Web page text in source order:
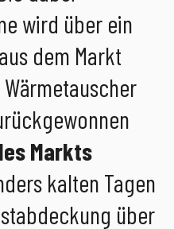
wird über ein
dem Markt
Markts
kalten Tagen
über